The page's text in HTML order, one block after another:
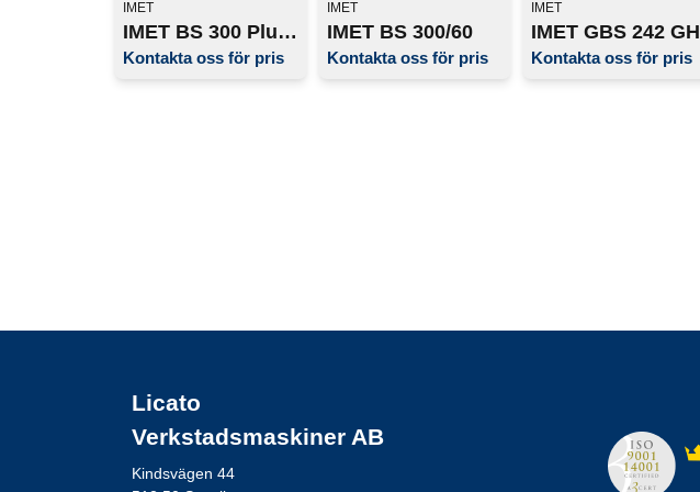
IMET
IMET BS 300 Plus SHI
Kontakta oss för pris
IMET
IMET BS 300/60
Kontakta oss för pris
IMET
IMET GBS 242 GH
Kontakta oss för pris
Licato
Verkstadsmaskiner AB
Kindsvägen 44